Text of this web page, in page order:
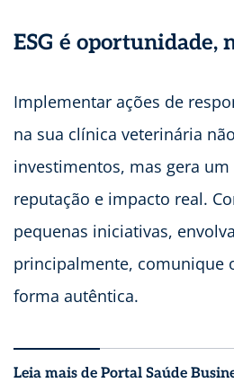
ESG é oportunidade,
Implementar ações de
na sua clínica veterinária
investimentos, mas gera
reputação e impacto real.
pequenas iniciativas,
principalmente, comunique
forma autêntica.
Leia mais de Portal Saúde